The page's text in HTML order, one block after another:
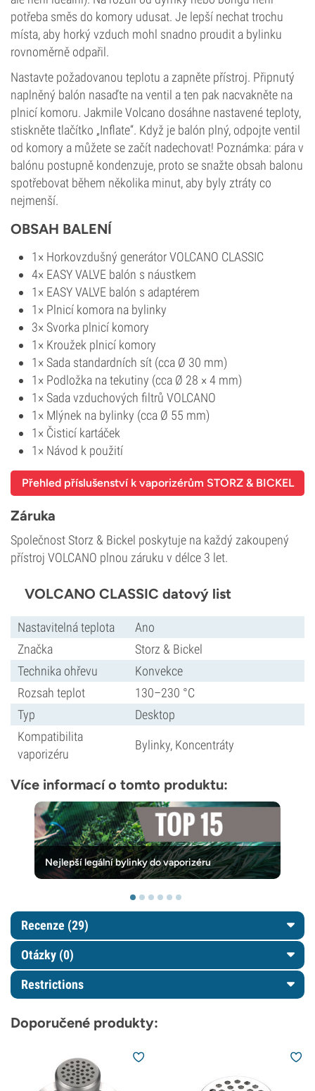
potřeba směs do komory udusat. Je lepší nechat trochu
místa, aby horký vzduch mohl snadno proudit a bylinku
rovnoměrně odpařil.
Nastavte požadovanou teplotu a zapněte přístroj. Připnutý
naplněný balón nasaďte na ventil a ten pak nacvakněte na
plnicí komoru. Jakmile Volcano dosáhne nastavené teploty,
stiskněte tlačítko „Inflate“. Když je balón plný, odpojte ventil
od komory a můžete se začít nadechovat! Poznámka: pára v
balónu postupně kondenzuje, proto se snažte obsah balonu
spotřebovat během několika minut, aby byly ztráty co
nejmenší.
OBSAH BALENÍ
1× Horkovzdušný generátor VOLCANO CLASSIC
4× EASY VALVE balón s náustkem
1× EASY VALVE balón s adaptérem
1× Plnicí komora na bylinky
3× Svorka plnicí komory
1× Kroužek plnicí komory
1× Sada standardních sít (cca Ø 30 mm)
1× Podložka na tekutiny (cca Ø 28 × 4 mm)
1× Sada vzduchových filtrů VOLCANO
1× Mlýnek na bylinky (cca Ø 55 mm)
1× Čisticí kartáček
1× Návod k použití
Přehled příslušenství k vaporizérům STORZ & BICKEL
Záruka
Společnost Storz & Bickel poskytuje na každý zakoupený
přístroj VOLCANO plnou záruku v délce 3 let.
VOLCANO CLASSIC datový list
Nastavitelná teplota
Ano
Značka
Storz & Bickel
Technika ohřevu
Konvekce
Rozsah teplot
130–230 °C
Typ
Desktop
Kompatibilita
vaporizéru
Bylinky, Koncentráty
Více informací o tomto produktu:
Nejlepší legální bylinky do vaporizéru
Recenze (29)
Otázky (0)
Restrictions
Doporučené produkty: